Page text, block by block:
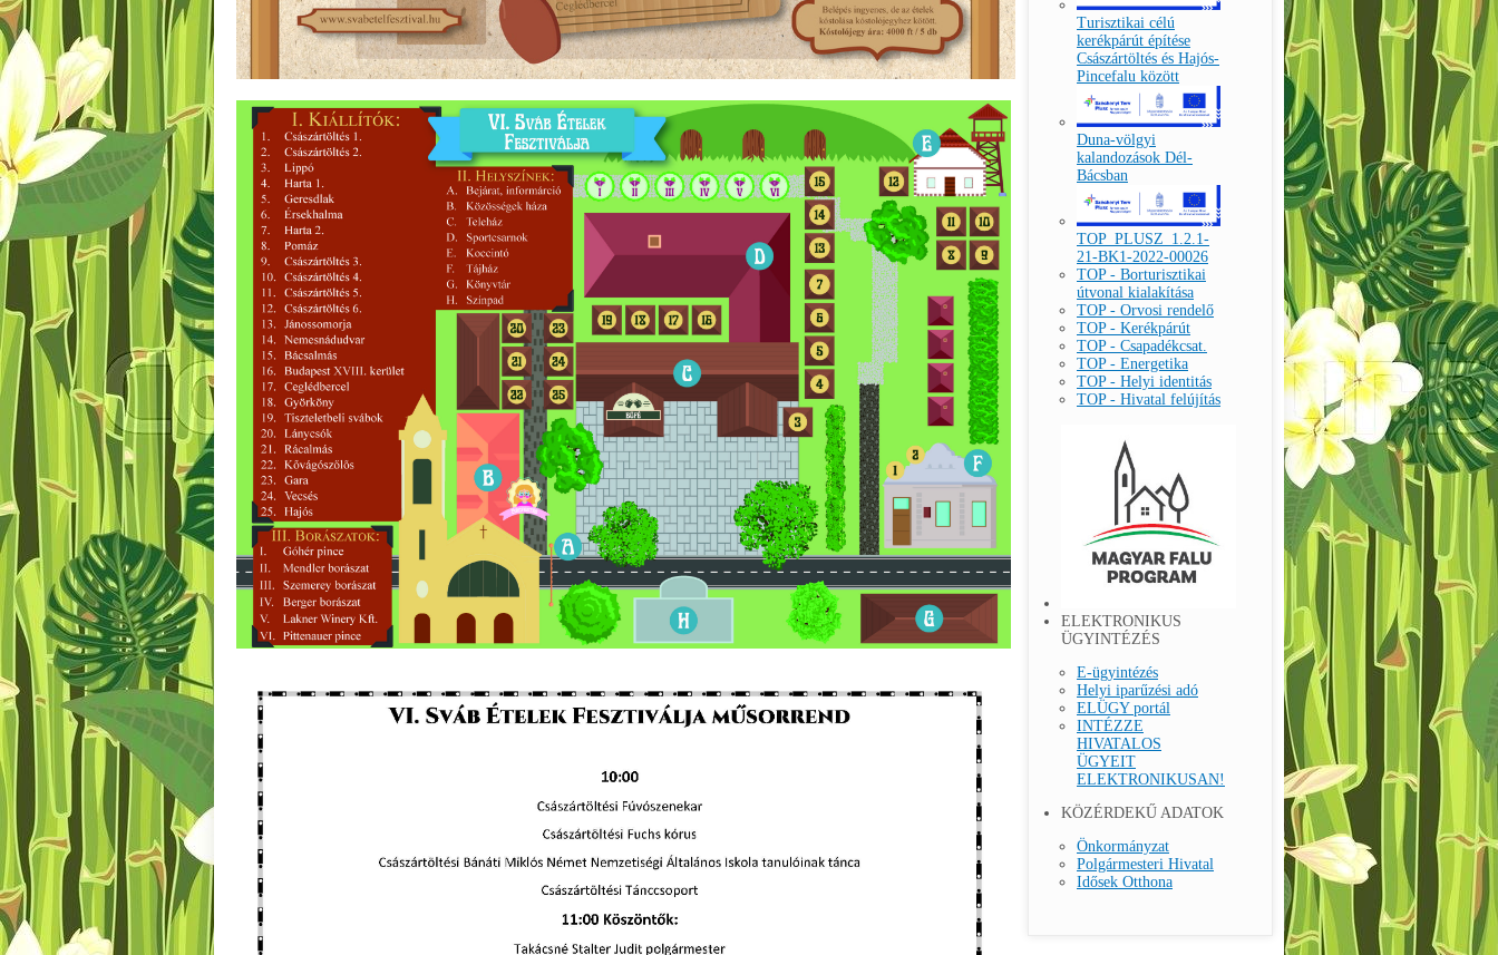
Turisztikai célú
kerékpárút építése
Császártöltés és Hajós-
Pincefalu között
Duna-völgyi
kalandozások Dél-
Bácsban
TOP_PLUSZ_1.2.1-
21-BK1-2022-00026
TOP - Borturisztikai
útvonal kialakítása
TOP - Orvosi rendelő
TOP - Kerékpárút
TOP - Csapadékcsat.
TOP - Energetika
TOP - Helyi identitás
TOP - Hivatal felújítás
ELEKTRONIKUS
ÜGYINTÉZÉS
E-ügyintézés
Helyi iparűzési adó
ELÜGY portál
INTÉZZE
HIVATALOS
ÜGYEIT
ELEKTRONIKUSAN!
KÖZÉRDEKŰ ADATOK
Önkormányzat
Polgármesteri Hivatal
Idősek Otthona